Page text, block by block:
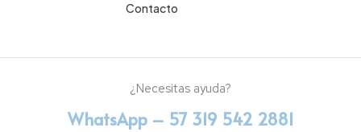
Contacto
¿Necesitas ayuda?
WhatsApp – 57 319 542 2881